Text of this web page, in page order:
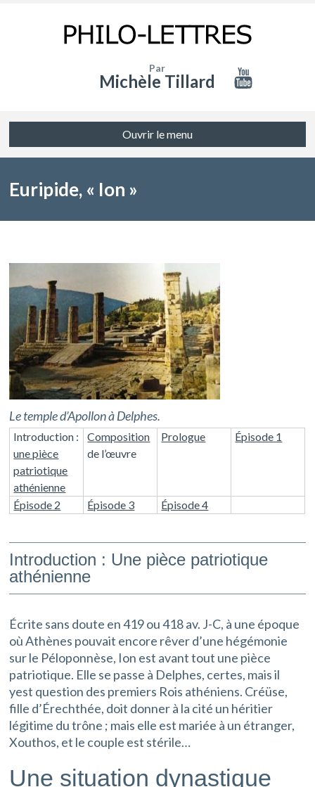
Par
Michèle Tillard
Ouvrir le menu
Euripide, « Ion »
Le temple d’Apollon à Delphes.
Introduction :
une pièce
patriotique
athénienne
Composition
de l’œuvre
Prologue Épisode 1
Épisode 2 Épisode 3 Épisode 4
Introduction : Une pièce patriotique
athénienne
Écrite sans doute en 419 ou 418 av. J-C, à une époque
où Athènes pouvait encore rêver d’une hégémonie
sur le Péloponnèse, Ion est avant tout une pièce
patriotique. Elle se passe à Delphes, certes, mais il
yest question des premiers Rois athéniens. Créüse,
fille d’Érechthée, doit donner à la cité un héritier
légitime du trône ; mais elle est mariée à un étranger,
Xouthos, et le couple est stérile…
Une situation dynastique